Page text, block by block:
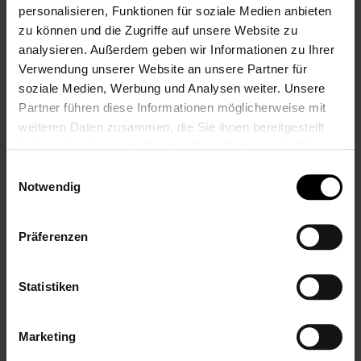
personalisieren, Funktionen für soziale Medien anbieten
zu können und die Zugriffe auf unsere Website zu
analysieren. Außerdem geben wir Informationen zu Ihrer
Verwendung unserer Website an unsere Partner für
soziale Medien, Werbung und Analysen weiter. Unsere
Partner führen diese Informationen möglicherweise mit
weiteren Daten zusammen, die Sie ihnen bereitgestellt
Notwendig
Präferenzen
Statistiken
Marketing
Schreibe eine Bewertung
Nur registrierte Benutzer können
Bewertungen schreiben. Bitteloggen Sie
sich einodererstellen Sie ein Konto
KUNDEN, DIE DIESEN ARTIKEL GEKAUFT HABEN,
KAUFTEN AUCH